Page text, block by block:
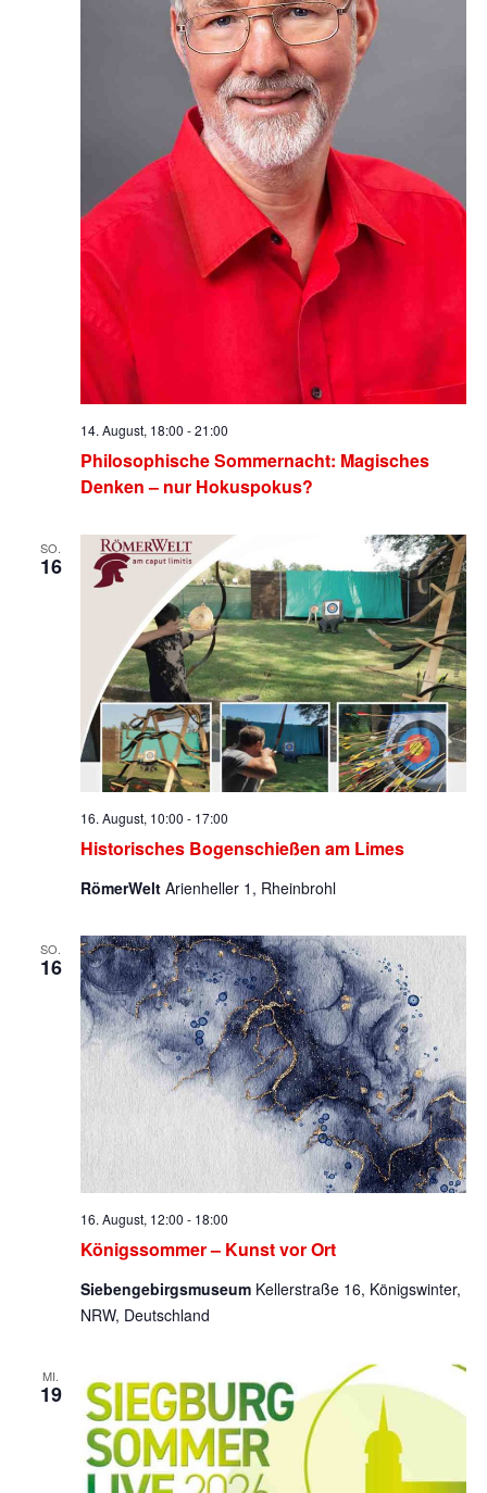
Philosophische Sommernacht: Magisches
Denken – nur Hokuspokus?
14. August, 18:00 -21:00
SO.
16
Historisches Bogenschießen am Limes
16. August, 10:00 - 17:00
RömerWelt Arienheller 1, Rheinbrohl
SO.
16
Königssommer – Kunst vor Ort
16. August, 12:00 - 18:00
Siebengebirgsmuseum Kellerstraße 16, Königswinter,
NRW, Deutschland
MI.
19